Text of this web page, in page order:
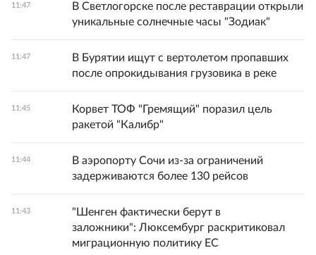
11:47
В Светлогорске после реставрации открыли
уникальные солнечные часы "Зодиак"
11:47
В Бурятии ищут с вертолетом пропавших
после опрокидывания грузовика в реке
11:45
Корвет ТОФ "Гремящий" поразил цель
ракетой "Калибр"
11:44
В аэропорту Сочи из-за ограничений
задерживаются более 130 рейсов
11:43
"Шенген фактически берут в
заложники": Люксембург раскритиковал
миграционную политику ЕС